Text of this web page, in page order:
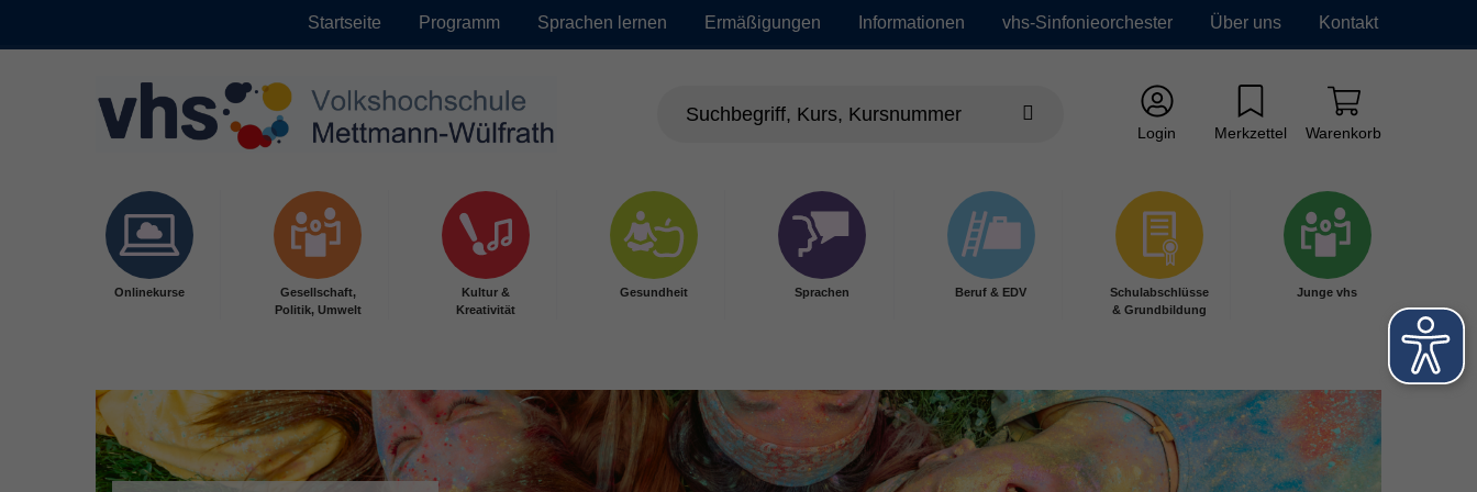
Startseite Programm Sprachen lernen Ermäßigungen Informationen vhs-Sinfonieorchester Über uns Kontakt
Login Merkzettel Warenkorb
Onlinekurse
Gesellschaft,
Politik, Umwelt
Kultur &
Kreativität
Gesundheit Sprachen Beruf & EDV
Schulabschlüsse
& Grundbildung
Junge vhs